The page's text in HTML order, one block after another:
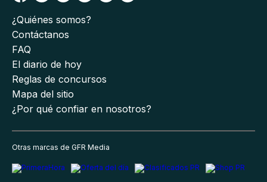
¿Quiénes somos?
Contáctanos
FAQ
El diario de hoy
Reglas de concursos
Mapa del sitio
¿Por qué confiar en nosotros?
Otras marcas de GFR Media